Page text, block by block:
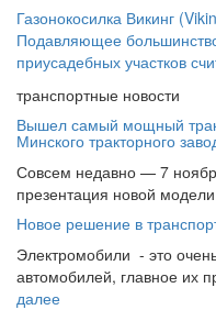
Газонокосилка Викинг
Подавляющее
приусадебных участков
транспортные новости
Вышел самый мощный
Минского тракторного
Совсем недавно — 7
презентация новой
Новое решение в
Электромобили - это
автомобилей, главное их
далее